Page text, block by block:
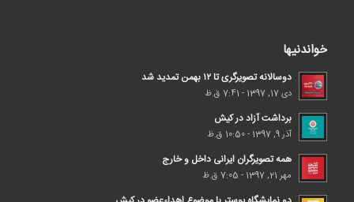
خواندنیها
دوسالانه تصویرگری تا ۱۲ بهمن تمدید شد
دی 17, 1397 - 7:41 ق.ظ
برداشت آزاد در کیش
آذر 9, 1397 - 10:50 ق.ظ
همه تصویرگران ایرانی داخل و خارج
مهر 21, 1397 - 7:05 ق.ظ